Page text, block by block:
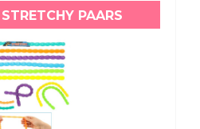
PAARS